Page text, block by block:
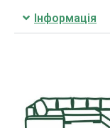
Інформація